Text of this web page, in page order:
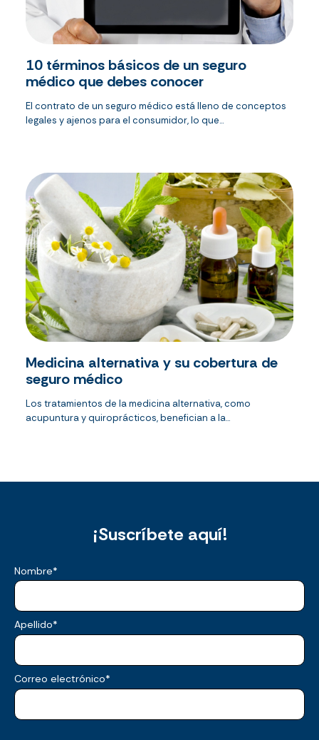
10 términos básicos de un seguro
médico que debes conocer
El contrato de un seguro médico está lleno de conceptos
legales y ajenos para el consumidor, lo que...
Medicina alternativa y su cobertura de
seguro médico
Los tratamientos de la medicina alternativa, como
acupuntura y quiroprácticos, benefician a la...
¡Suscríbete aquí!
Nombre*
Apellido*
Correo electrónico*